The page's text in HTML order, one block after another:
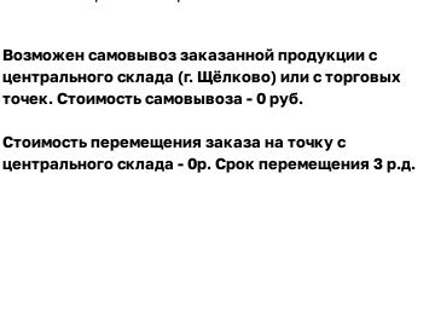
Возможен самовывоз заказанной продукции с
центрального склада (г. Щёлково) или с торговых
точек. Стоимость самовывоза - 0 руб.
Стоимость перемещения заказа на точку с
центрального склада - 0р. Срок перемещения 3 р.д.